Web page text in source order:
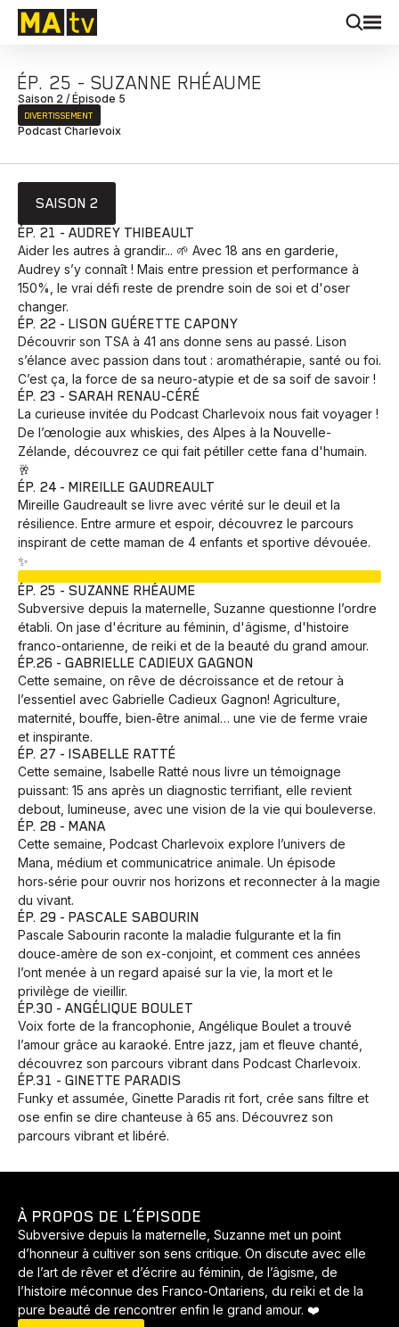
Voyage Yoga
ÉP. 25 - SUZANNE RHÉAUME
Saison 2 / Épisode 5
DIVERTISSEMENT
Podcast Charlevoix
SAISON 2
ÉP. 21 - AUDREY THIBEAULT
Aider les autres à grandir... 🌱 Avec 18 ans en garderie,
Audrey s’y connaît ! Mais entre pression et performance à
150%, le vrai défi reste de prendre soin de soi et d'oser
changer.
ÉP. 22 - LISON GUÉRETTE CAPONY
Découvrir son TSA à 41 ans donne sens au passé. Lison
s’élance avec passion dans tout : aromathérapie, santé ou foi.
C’est ça, la force de sa neuro-atypie et de sa soif de savoir !
ÉP. 23 - SARAH RENAU-CÉRÉ
La curieuse invitée du Podcast Charlevoix nous fait voyager !
De l’œnologie aux whiskies, des Alpes à la Nouvelle-
Zélande, découvrez ce qui fait pétiller cette fana d'humain.
🥂
ÉP. 24 - MIREILLE GAUDREAULT
Mireille Gaudreault se livre avec vérité sur le deuil et la
résilience. Entre armure et espoir, découvrez le parcours
inspirant de cette maman de 4 enfants et sportive dévouée.
✨
ÉP. 25 - SUZANNE RHÉAUME
Subversive depuis la maternelle, Suzanne questionne l’ordre
établi. On jase d'écriture au féminin, d'âgisme, d'histoire
franco-ontarienne, de reiki et de la beauté du grand amour.
ÉP.26 - GABRIELLE CADIEUX GAGNON
Cette semaine, on rêve de décroissance et de retour à
l’essentiel avec Gabrielle Cadieux Gagnon! Agriculture,
maternité, bouffe, bien‑être animal… une vie de ferme vraie
et inspirante.
ÉP. 27 - ISABELLE RATTÉ
Cette semaine, Isabelle Ratté nous livre un témoignage
puissant: 15 ans après un diagnostic terrifiant, elle revient
debout, lumineuse, avec une vision de la vie qui bouleverse.
ÉP. 28 - MANA
Cette semaine, Podcast Charlevoix explore l’univers de
Mana, médium et communicatrice animale. Un épisode
hors‑série pour ouvrir nos horizons et reconnecter à la magie
du vivant.
ÉP. 29 - PASCALE SABOURIN
Pascale Sabourin raconte la maladie fulgurante et la fin
douce‑amère de son ex-conjoint, et comment ces années
l’ont menée à un regard apaisé sur la vie, la mort et le
privilège de vieillir.
ÉP.30 - ANGÉLIQUE BOULET
Voix forte de la francophonie, Angélique Boulet a trouvé
l’amour grâce au karaoké. Entre jazz, jam et fleuve chanté,
découvrez son parcours vibrant dans Podcast Charlevoix.
ÉP.31 - GINETTE PARADIS
Funky et assumée, Ginette Paradis rit fort, crée sans filtre et
ose enfin se dire chanteuse à 65 ans. Découvrez son
parcours vibrant et libéré.
À PROPOS DE L’ÉPISODE
Subversive depuis la maternelle, Suzanne met un point
d’honneur à cultiver son sens critique. On discute avec elle
de l’art de rêver et d’écrire au féminin, de l’âgisme, de
l’histoire méconnue des Franco-Ontariens, du reiki et de la
pure beauté de rencontrer enfin le grand amour. ❤️